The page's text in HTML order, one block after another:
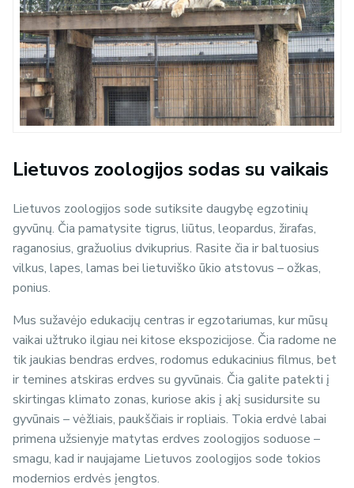
Lietuvos zoologijos sodas su vaikais
Lietuvos zoologijos sode sutiksite daugybę egzotinių
gyvūnų. Čia pamatysite tigrus, liūtus, leopardus, žirafas,
raganosius, gražuolius dvikuprius. Rasite čia ir baltuosius
vilkus, lapes, lamas bei lietuviško ūkio atstovus – ožkas,
ponius.
Mus sužavėjo edukacijų centras ir egzotariumas, kur mūsų
vaikai užtruko ilgiau nei kitose ekspozicijose. Čia radome ne
tik jaukias bendras erdves, rodomus edukacinius filmus, bet
ir temines atskiras erdves su gyvūnais. Čia galite patekti į
skirtingas klimato zonas, kuriose akis į akį susidursite su
gyvūnais – vėžliais, paukščiais ir ropliais. Tokia erdvė labai
primena užsienyje matytas erdves zoologijos soduose –
smagu, kad ir naujajame Lietuvos zoologijos sode tokios
modernios erdvės įengtos.